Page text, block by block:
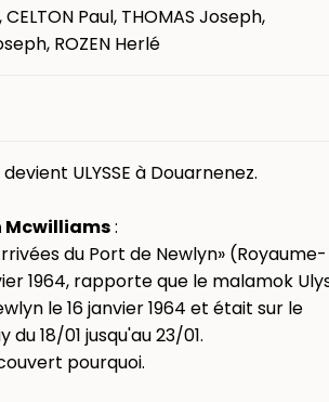
CELTON Paul, THOMAS Joseph,
ROZEN Herlé
devient ULYSSE à Douarnenez.
Mcwilliams:
du Port de Newlyn» (Royaume-
1964, rapporte que le malamok
le 16 janvier 1964 et était sur ​​le
du 18/01 jusqu'au 23/01.
pourquoi.